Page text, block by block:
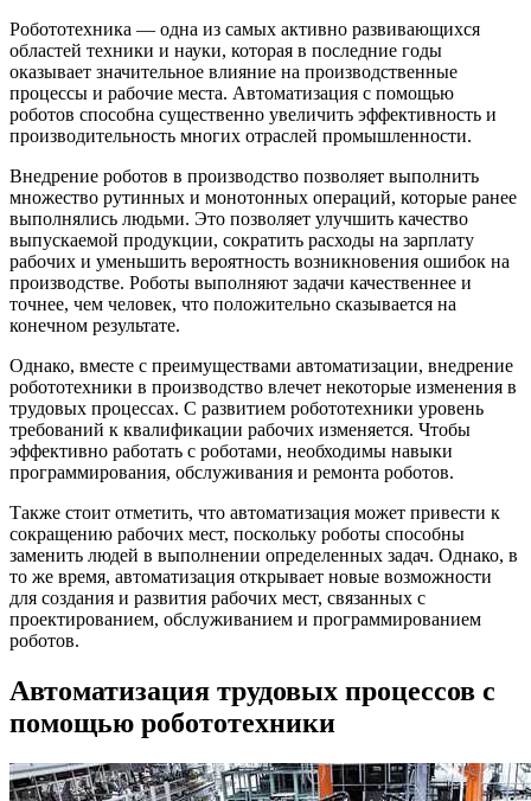
Робототехника — одна из самых активно развивающихся
областей техники и науки, которая в последние годы
оказывает значительное влияние на производственные
процессы и рабочие места. Автоматизация с помощью
роботов способна существенно увеличить эффективность и
производительность многих отраслей промышленности.
Внедрение роботов в производство позволяет выполнить
множество рутинных и монотонных операций, которые ранее
выполнялись людьми. Это позволяет улучшить качество
выпускаемой продукции, сократить расходы на зарплату
рабочих и уменьшить вероятность возникновения ошибок на
производстве. Роботы выполняют задачи качественнее и
точнее, чем человек, что положительно сказывается на
конечном результате.
Однако, вместе с преимуществами автоматизации, внедрение
робототехники в производство влечет некоторые изменения в
трудовых процессах. С развитием робототехники уровень
требований к квалификации рабочих изменяется. Чтобы
эффективно работать с роботами, необходимы навыки
программирования, обслуживания и ремонта роботов.
Также стоит отметить, что автоматизация может привести к
сокращению рабочих мест, поскольку роботы способны
заменить людей в выполнении определенных задач. Однако, в
то же время, автоматизация открывает новые возможности
для создания и развития рабочих мест, связанных с
проектированием, обслуживанием и программированием
роботов.
Автоматизация трудовых процессов с
помощью робототехники